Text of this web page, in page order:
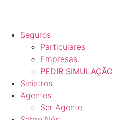
Seguros
Particulares
Empresas
PEDIR SIMULAÇÃO
Sinistros
Agentes
Ser Agente